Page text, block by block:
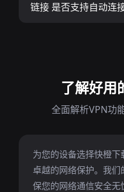
链接 是否支持自动连
了解好用
全面解析VPN功
为您的设备选择快橙
卓越的网络保护。我们
保您的网络通信安全无